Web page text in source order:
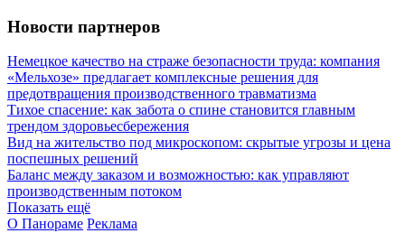
Новости партнеров
Немецкое качество на страже безопасности труда: компания
«Мельхозе» предлагает комплексные решения для
предотвращения производственного травматизма
Тихое спасение: как забота о спине становится главным
трендом здоровьесбережения
Вид на жительство под микроскопом: скрытые угрозы и цена
поспешных решений
Баланс между заказом и возможностью: как управляют
производственным потоком
Показать ещё
О Панораме Реклама